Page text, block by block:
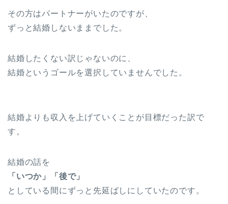
その方はパートナーがいたのですが、
ずっと結婚しないままでした。
結婚したくない訳じゃないのに、
結婚というゴールを選択していませんでした。
結婚よりも収入を上げていくことが目標だった訳で
す。
結婚の話を
「いつか」「後で」
としている間にずっと先延ばしにしていたのです。